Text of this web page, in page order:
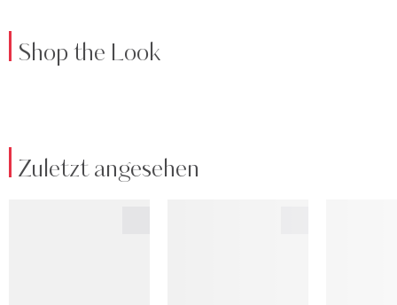
Shop the Look
Zuletzt angesehen